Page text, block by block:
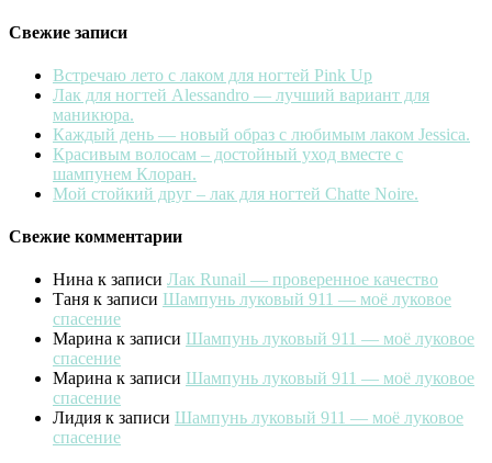
Свежие записи
Встречаю лето с лаком для ногтей Pink Up
Лак для ногтей Alessandro — лучший вариант для
маникюра.
Каждый день — новый образ с любимым лаком Jessica.
Красивым волосам – достойный уход вместе с
шампунем Клоран.
Мой стойкий друг – лак для ногтей Chatte Noire.
Свежие комментарии
Нина к записи Лак Runail — проверенное качество
Таня к записи Шампунь луковый 911 — моё луковое
спасение
Марина к записи Шампунь луковый 911 — моё луковое
спасение
Марина к записи Шампунь луковый 911 — моё луковое
спасение
Лидия к записи Шампунь луковый 911 — моё луковое
спасение